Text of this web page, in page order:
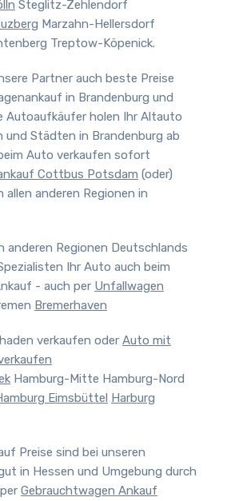
Steglitz-Zehlendorf
Marzahn-Hellersdorf
Treptow-Köpenick.
Partner auch beste Preise
in Brandenburg und
Autoaufkäufer holen Ihr Altauto
und Städten in Brandenburg ab
Auto verkaufen sofort
Cottbus Potsdam (oder)
allen anderen Regionen in
anderen Regionen Deutschlands
Ihr Auto auch beim
- auch per Unfallwagen
Bremerhaven
verkaufen oder Auto mit
Hamburg-Mitte Hamburg-Nord
Eimsbüttel Harburg
Preise sind bei unseren
in Hessen und Umgebung durch
Gebrauchtwagen Ankauf